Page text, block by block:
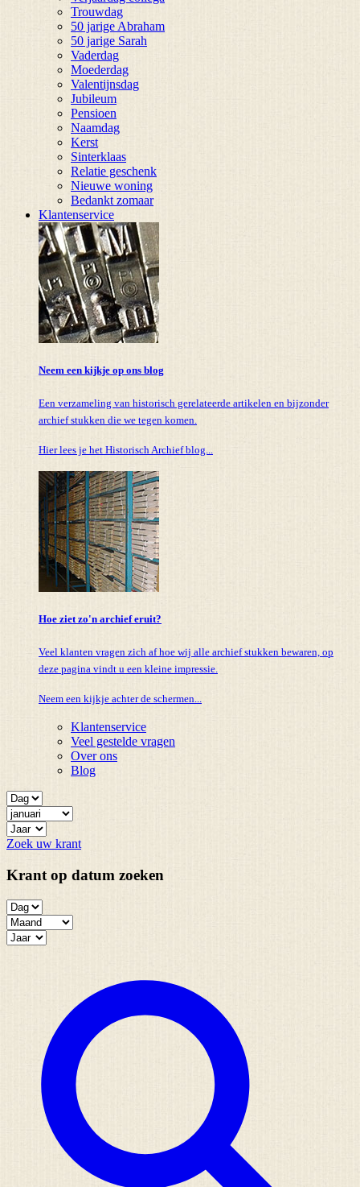
Trouwdag
50 jarige Abraham
50 jarige Sarah
Vaderdag
Moederdag
Valentijnsdag
Jubileum
Pensioen
Naamdag
Kerst
Sinterklaas
Relatie geschenk
Nieuwe woning
Bedankt zomaar
Klantenservice
Neem een kijkje op ons blog
Een verzameling van historisch gerelateerde artikelen en bijzonder
archief stukken die we tegen komen.
Hier lees je het Historisch Archief blog...
Hoe ziet zo'n archief eruit?
Veel klanten vragen zich af hoe wij alle archief stukken bewaren, op
deze pagina vindt u een kleine impressie.
Neem een kijkje achter de schermen...
Klantenservice
Veel gestelde vragen
Over ons
Blog
Zoek uw krant
Krant op datum zoeken